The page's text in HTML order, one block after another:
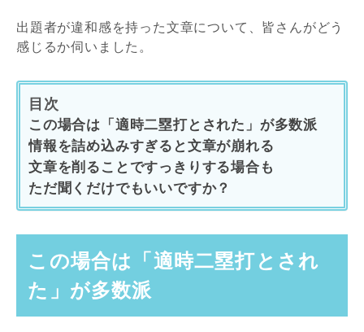
出題者が違和感を持った文章について、皆さんがどう
感じるか伺いました。
目次
この場合は「適時二塁打とされた」が多数派
情報を詰め込みすぎると文章が崩れる
文章を削ることですっきりする場合も
ただ聞くだけでもいいですか？
この場合は「適時二塁打とされ
た」が多数派